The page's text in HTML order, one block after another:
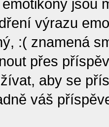
jsou
výrazu
:( znamená
přes
aby se
váš